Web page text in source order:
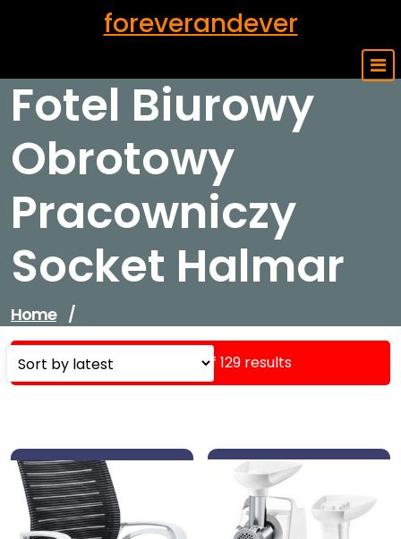
foreverandever
Fotel Biurowy
Obrotowy
Pracowniczy
Socket Halmar
Home /
Showing 1–16 of 129 results